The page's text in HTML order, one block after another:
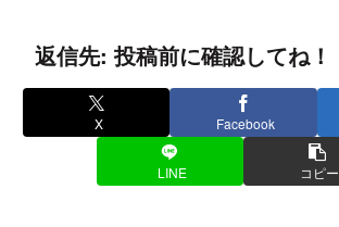
返信先: 投稿前に確認してね！
X Facebook
LINE コピー